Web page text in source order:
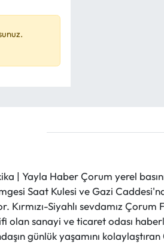
| Yayla Haber Çorum yerel
Saat Kulesi ve Gazi
Siyahlı sevdamız
sanayi ve ticaret odası
günlük yaşamını